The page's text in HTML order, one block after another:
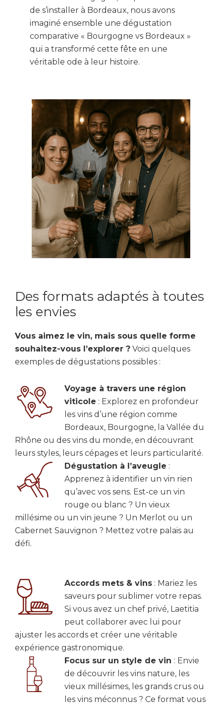
de s’installer à Bordeaux, nous avons
imaginé ensemble une dégustation
comparative « Bourgogne vs Bordeaux »
qui a transformé cette fête en une
véritable ode à leur histoire.
Des formats adaptés à toutes
les envies
Vous aimez le vin, mais sous quelle forme
souhaitez-vous l’explorer ? Voici quelques
exemples de dégustations possibles :
Voyage à travers une région
viticole : Explorez en profondeur
les vins d’une région comme
Bordeaux, Bourgogne, la Vallée du
Rhône ou des vins du monde, en découvrant
leurs styles, leurs cépages et leurs particularité.
Dégustation à l’aveugle :
Apprenez à identifier un vin rien
qu’avec vos sens. Est-ce un vin
rouge ou blanc ? Un vieux
millésime ou un vin jeune ? Un Merlot ou un
Cabernet Sauvignon ? Mettez votre palais au
défi.
Accords mets & vins : Mariez les
saveurs pour sublimer votre repas.
Si vous avez un chef privé, Laetitia
peut collaborer avec lui pour
ajuster les accords et créer une véritable
expérience gastronomique.
Focus sur un style de vin : Envie
de découvrir les vins nature, les
vieux millésimes, les grands crus ou
les vins méconnus ? Ce format vous